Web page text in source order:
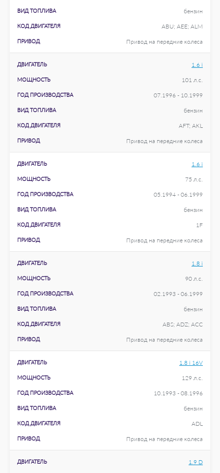
ВИД ТОПЛИВА бензин
КОД ДВИГАТЕЛЯ ABU; AEE; ALM
ПРИВОД Привод на передние колеса
ДВИГАТЕЛЬ 1.6 i
МОЩНОСТЬ 101 л.с.
ГОД ПРОИЗВОДСТВА 07.1996 - 10.1999
ВИД ТОПЛИВА бензин
КОД ДВИГАТЕЛЯ AFT; AKL
ПРИВОД Привод на передние колеса
ДВИГАТЕЛЬ 1.6 i
МОЩНОСТЬ 75 л.с.
ГОД ПРОИЗВОДСТВА 05.1994 - 06.1999
ВИД ТОПЛИВА бензин
КОД ДВИГАТЕЛЯ 1F
ПРИВОД Привод на передние колеса
ДВИГАТЕЛЬ 1.8 i
МОЩНОСТЬ 90 л.с.
ГОД ПРОИЗВОДСТВА 02.1993 - 06.1999
ВИД ТОПЛИВА бензин
КОД ДВИГАТЕЛЯ ABS; ADZ; ACC
ПРИВОД Привод на передние колеса
ДВИГАТЕЛЬ 1.8 i 16V
МОЩНОСТЬ 129 л.с.
ГОД ПРОИЗВОДСТВА 10.1993 - 08.1996
ВИД ТОПЛИВА бензин
КОД ДВИГАТЕЛЯ ADL
ПРИВОД Привод на передние колеса
ДВИГАТЕЛЬ 1.9 D